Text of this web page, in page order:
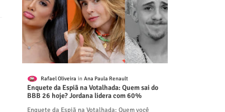
Rafael Oliveira Ana Paula Renault
Enquete da Espiã na Votalhada: Quem sai do
BBB 26 hoje? Jordana lidera com 60%
Enquete da Espiã na Votalhada: Quem você